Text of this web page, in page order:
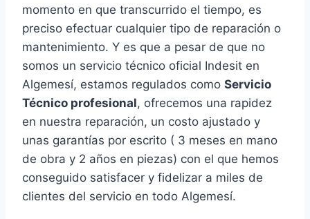
momento en que transcurrido el tiempo, es
preciso efectuar cualquier tipo de reparación o
mantenimiento. Y es que a pesar de que no
somos un servicio técnico oficial Indesit en
Algemesí, estamos regulados como Servicio
Técnico profesional, ofrecemos una rapidez
en nuestra reparación, un costo ajustado y
unas garantías por escrito ( 3 meses en mano
de obra y 2 años en piezas) con el que hemos
conseguido satisfacer y fidelizar a miles de
clientes del servicio en todo Algemesí.